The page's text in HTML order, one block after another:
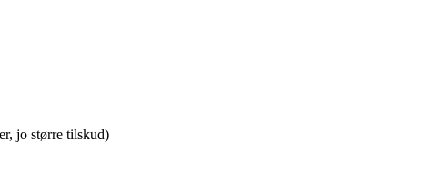
jo større tilskud)